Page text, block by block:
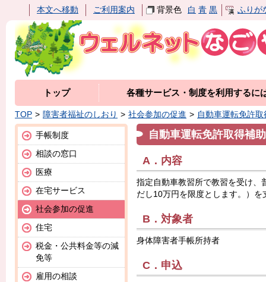
本文へ移動 ご利用案内 背景色 白 青 黒 ふりが
トップ 各種サービス・制度を利用するに
TOP 障害者福祉のしおり 社会参加の促進 自動車運転免許
自動車運転免許取得補
A．内容
指定自動車教習所で教習を受け、
だし10万円を限度とします。）を
B．対象者
身体障害者手帳所持者
C．申込
手帳制度
相談の窓口
医療
在宅サービス
社会参加の促進
住宅
税金・公共料金等の減
免等
雇用の相談